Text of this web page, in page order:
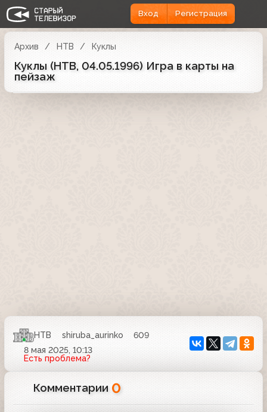
Вход Регистрация
Архив НТВ Куклы
Куклы (НТВ, 04.05.1996) Игра в карты на
пейзаж
НТВ shiruba_aurinko
609
8 мая 2025, 10:13
Есть проблема?
Комментарии 0